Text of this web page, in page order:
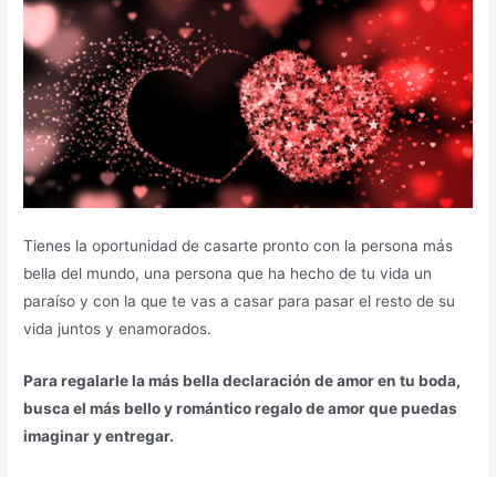
Tienes la oportunidad de casarte pronto con la persona más
bella del mundo, una persona que ha hecho de tu vida un
paraíso y con la que te vas a casar para pasar el resto de su
vida juntos y enamorados.
Para regalarle la más bella declaración de amor en tu boda,
busca el más bello y romántico regalo de amor que puedas
imaginar y entregar.